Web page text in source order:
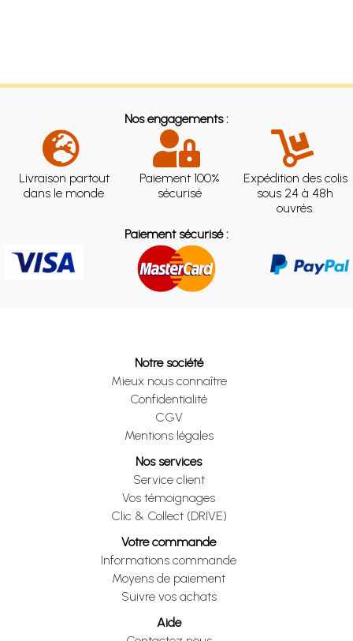
Nos engagements :
Livraison partout
dans le monde
Paiement 100%
sécurisé
Expédition des colis
sous 24 à 48h
ouvrés.
Paiement sécurisé :
Notre société
Mieux nous connaître
Confidentialité
CGV
Mentions légales
Nos services
Service client
Vos témoignages
Clic & Collect (DRIVE)
Votre commande
Informations commande
Moyens de paiement
Suivre vos achats
Aide